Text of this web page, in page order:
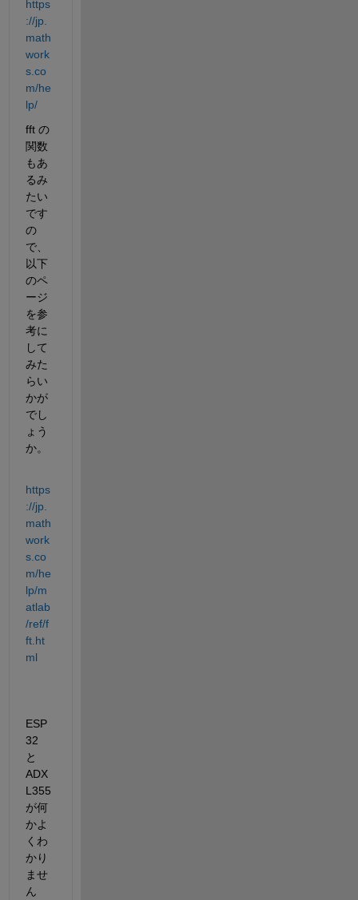
https
://jp.
math
work
s.co
m/he
lp/
fft の
関数
もあ
るみ
たい
です
の
で、
以下
のペ
ージ
を参
考に
して
みた
らい
かが
でし
ょう
か。
https
://jp.
math
work
s.co
m/he
lp/m
atlab
/ref/f
ft.ht
ml
ESP
32
と
ADX
L355
が何
かよ
くわ
かり
ませ
ん